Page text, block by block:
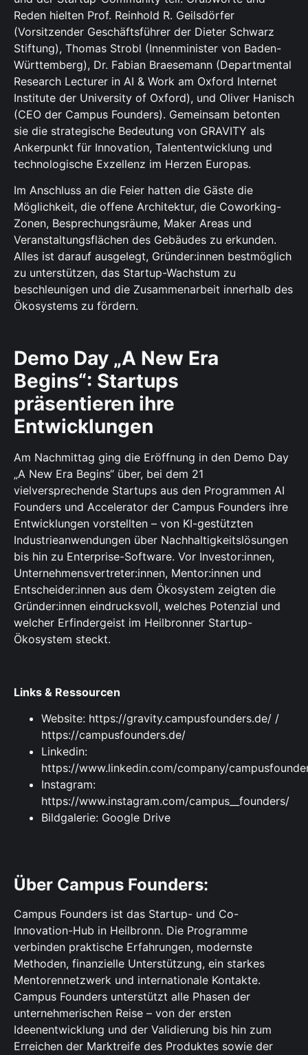
Reden hielten Prof. Reinhold R. Geilsdörfer
(Vorsitzender Geschäftsführer der Dieter Schwarz
Stiftung), Thomas Strobl (Innenminister von Baden-
Württemberg), Dr. Fabian Braesemann (Departmental
Research Lecturer in AI & Work am Oxford Internet
Institute der University of Oxford), und Oliver Hanisch
(CEO der Campus Founders). Gemeinsam betonten
sie die strategische Bedeutung von GRAVITY als
Ankerpunkt für Innovation, Talententwicklung und
technologische Exzellenz im Herzen Europas.
Im Anschluss an die Feier hatten die Gäste die
Möglichkeit, die offene Architektur, die Coworking-
Zonen, Besprechungsräume, Maker Areas und
Veranstaltungsflächen des Gebäudes zu erkunden.
Alles ist darauf ausgelegt, Gründer:innen bestmöglich
zu unterstützen, das Startup-Wachstum zu
beschleunigen und die Zusammenarbeit innerhalb des
Ökosystems zu fördern.
Demo Day „A New Era
Begins“: Startups
präsentieren ihre
Entwicklungen
Am Nachmittag ging die Eröffnung in den Demo Day
„A New Era Begins“ über, bei dem 21
vielversprechende Startups aus den Programmen AI
Founders und Accelerator der Campus Founders ihre
Entwicklungen vorstellten – von KI-gestützten
Industrieanwendungen über Nachhaltigkeitslösungen
bis hin zu Enterprise-Software. Vor Investor:innen,
Unternehmensvertreter:innen, Mentor:innen und
Entscheider:innen aus dem Ökosystem zeigten die
Gründer:innen eindrucksvoll, welches Potenzial und
welcher Erfindergeist im Heilbronner Startup-
Ökosystem steckt.
Links & Ressourcen
Website: https://gravity.campusfounders.de/ /
https://campusfounders.de/
Linkedin:
https://www.linkedin.com/company/
Instagram:
https://www.instagram.com/campus__founders/
Bildgalerie: Google Drive
Über Campus Founders:
‍Campus Founders ist das Startup- und Co-
Innovation-Hub in Heilbronn. Die Programme
verbinden praktische Erfahrungen, modernste
Methoden, finanzielle Unterstützung, ein starkes
Mentorennetzwerk und internationale Kontakte.
Campus Founders unterstützt alle Phasen der
unternehmerischen Reise – von der ersten
Ideenentwicklung und der Validierung bis hin zum
Erreichen der Marktreife des Produktes sowie der